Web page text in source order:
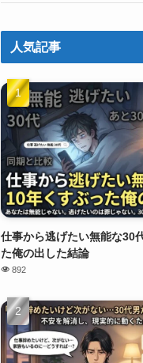
人気記事
仕事から逃げたい無能な30
た俺の出した結論
892